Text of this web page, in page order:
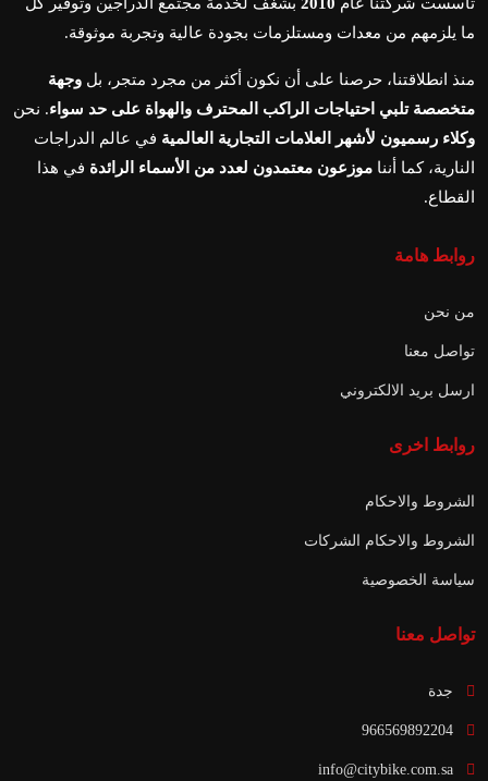
ما يلزمهم من معدات ومستلزمات بجودة عالية وتجربة موثوقة.
منذ انطلاقتنا، حرصنا على أن نكون أكثر من مجرد متجر، بل وجهة
متخصصة تلبي احتياجات الراكب المحترف والهواة على حد سواء. نحن
وكلاء رسميون لأشهر العلامات التجارية العالمية في عالم الدراجات
النارية، كما أننا موزعون معتمدون لعدد من الأسماء الرائدة في هذا
القطاع.
روابط هامة
من نحن
تواصل معنا
ارسل بريد الالكتروني
روابط اخرى
الشروط والاحكام
الشروط والاحكام الشركات
سياسة الخصوصية
تواصل معنا
جدة